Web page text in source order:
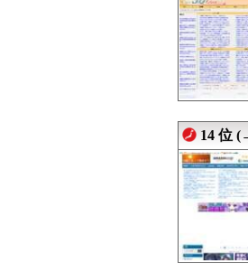
08/07 08:11
08/07 08:07
08/07 08:00
08/07 08:00
08/07 07:57
08/07 07:28
08/07 07:06
08/07 07:00
08/07 06:45
08/07 06:30
08/07 06:00
08/07 06:00
08/07 05:00
08/07 04:00
08/07 02:40
08/07 02:00
14 位